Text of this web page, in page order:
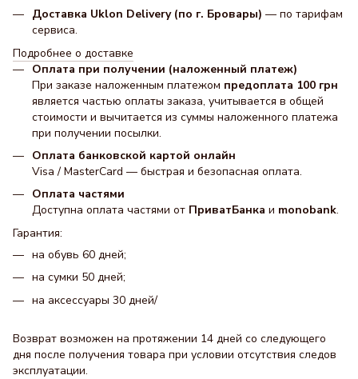
Доставка Uklon Delivery (по г. Бровары) — по тарифам
сервиса.
Подробнее о доставке
Оплата при получении (наложенный платеж)
При заказе наложенным платежом предоплата 100 грн
является частью оплаты заказа, учитывается в общей
стоимости и вычитается из суммы наложенного платежа
при получении посылки.
Оплата банковской картой онлайн
Visa / MasterCard — быстрая и безопасная оплата.
Оплата частями
Доступна оплата частями от ПриватБанка и monobank.
Гарантия:
на обувь 60 дней;
на сумки 50 дней;
на аксессуары 30 днeй/
Возврат возможен на протяжении 14 дней со следующего
дня после получения товара при условии отсутствия следов
эксплуатации.